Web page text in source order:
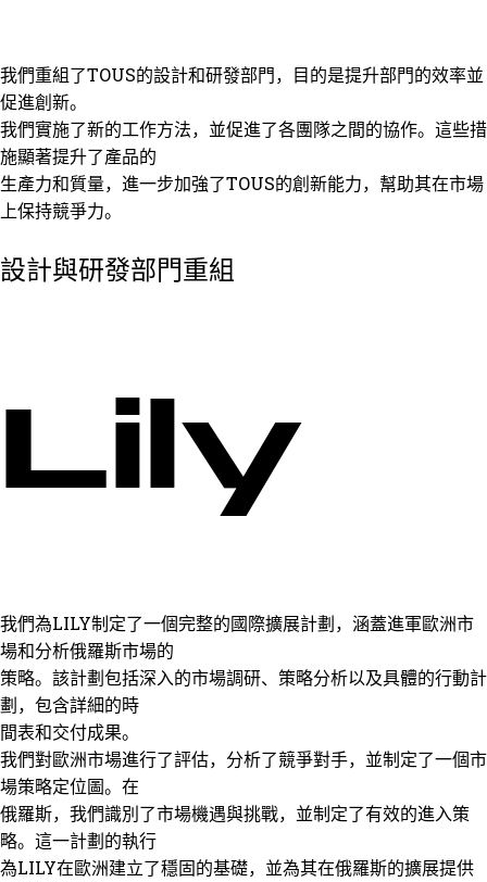
我們重組了TOUS的設計和研發部門，目的是提升部門的效率並
促進創新。
我們實施了新的工作方法，並促進了各團隊之間的協作。這些措
施顯著提升了產品的
生產力和質量，進一步加強了TOUS的創新能力，幫助其在市場
上保持競爭力。
設計與研發部門重組
Lily
我們為LILY制定了一個完整的國際擴展計劃，涵蓋進軍歐洲市
場和分析俄羅斯市場的
策略。該計劃包括深入的市場調研、策略分析以及具體的行動計
劃，包含詳細的時
間表和交付成果。
我們對歐洲市場進行了評估，分析了競爭對手，並制定了一個市
場策略定位圖。在
俄羅斯，我們識別了市場機遇與挑戰，並制定了有效的進入策
略。這一計劃的執行
為LILY在歐洲建立了穩固的基礎，並為其在俄羅斯的擴展提供